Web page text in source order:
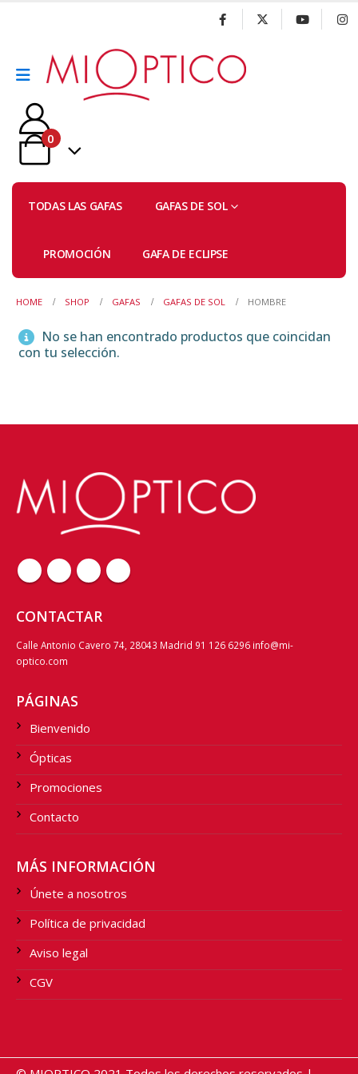
0
TODAS LAS GAFAS GAFAS DE SOL
PROMOCIÓN GAFA DE ECLIPSE
HOME SHOP GAFAS GAFAS DE SOL HOMBRE
No se han encontrado productos que coincidan
con tu selección.
CONTACTAR
Calle Antonio Cavero 74, 28043 Madrid 91 126 6296 info@mi-
optico.com
PÁGINAS
Bienvenido
Ópticas
Promociones
Contacto
MÁS INFORMACIÓN
Únete a nosotros
Política de privacidad
Aviso legal
CGV